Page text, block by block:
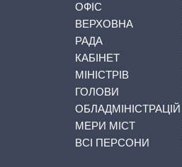
ОФІС
ВЕРХОВНА
РАДА
КАБІНЕТ
МІНІСТРІВ
ГОЛОВИ
ОБЛАДМІНІСТРАЦІЙ
МЕРИ МІСТ
ВСІ ПЕРСОНИ